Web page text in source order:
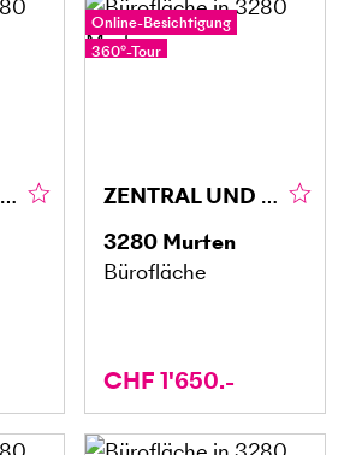
ZENTRAL UND GROSSZÜGIG
Online-Besichtigung
360°-Tour
ZENTRAL UND MODERN
3280 Murten
Bürofläche
CHF 1'650.-